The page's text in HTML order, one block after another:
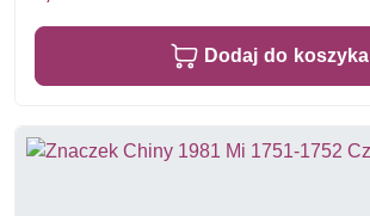
Dodaj do koszyka